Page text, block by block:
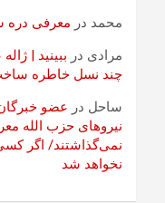
محمد در معرفی دره
مرادی در ببینید |
چند نسل خاطره
ساحل در عضو
نیروهای حزب الله
نمی‌گذاشتند/ اگر
نخواهد شد